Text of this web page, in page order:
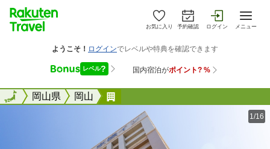
お気に入り 予約確認 ログイン メニュー
全国岡山県 岡山
全国
1/16